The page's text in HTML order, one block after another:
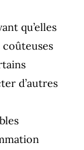
qu’elles
d’autres